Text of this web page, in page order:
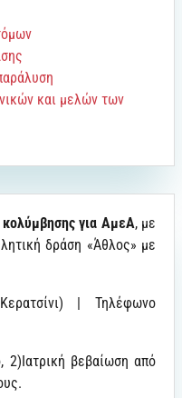
και μελών των
για ΑμεΑ, με
δράση «Άθλος» με
| Τηλέφωνο
2)Ιατρική βεβαίωση από